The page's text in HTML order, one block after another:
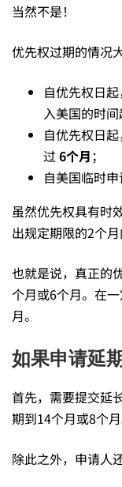
申
请
美
国
专
利
可
行
吗？
当然不是！
优先权过期的情况
自优先权日
入美国的时
自优先权日
过 6个月 ；
自美国临时
虽然优先权具有时
出规定期限的2个月
也就是说，真正的
个月或6个月。在
月。
如果申请延
首先，需要提交延
期到14个月或8个月
除此之外，申请人